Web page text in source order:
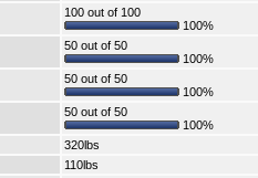
100 out of 100
100%
50 out of 50
100%
50 out of 50
100%
50 out of 50
100%
320lbs
110lbs